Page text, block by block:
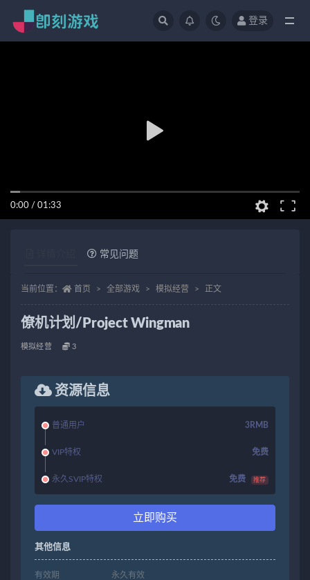
登录
0:00 / 01:33
常见问题
当前位置： 首页 全部游戏 模拟经营 正文
僚机计划/Project Wingman
模拟经营 3
资源信息
普通用户 3RMB
VIP特权 免费
永久SVIP特权 免费 推荐
立即购买
其他信息
有效期 永久有效